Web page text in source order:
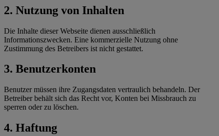
2. Nutzung von Inhalten
Die Inhalte dieser Webseite dienen ausschließlich
Informationszwecken. Eine kommerzielle Nutzung ohne
Zustimmung des Betreibers ist nicht gestattet.
3. Benutzerkonten
Benutzer müssen ihre Zugangsdaten vertraulich behandeln. Der
Betreiber behält sich das Recht vor, Konten bei Missbrauch zu
sperren oder zu löschen.
4. Haftung